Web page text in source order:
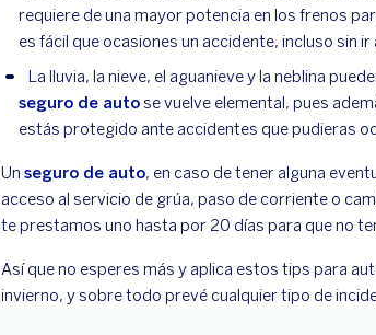
requiere de una mayor potencia en los frenos
es fácil que ocasiones un accidente, incluso sin
La lluvia, la nieve, el aguanieve y la neblina
seguro de autose vuelve elemental, pues
estás protegido ante accidentes que pudieras
Un seguro de auto, en caso de tener alguna
acceso al servicio de grúa, paso de corriente o
te prestamos uno hasta por 20 días para que no
Así que no esperes más y aplica estos tips para
invierno, y sobre todo prevé cualquier tipo de